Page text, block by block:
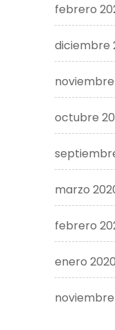
febrero
diciembre
octubre
marzo
febrero
enero 2020